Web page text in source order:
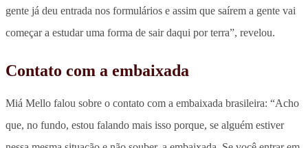
gente já deu entrada nos formulários e assim que saírem a gente vai
começar a estudar uma forma de sair daqui por terra”, revelou.
Contato com a embaixada
Miá Mello falou sobre o contato com a embaixada brasileira: “Acho
que, no fundo, estou falando mais isso porque, se alguém estiver